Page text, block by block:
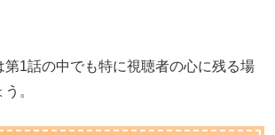
第1話の中でも特に視聴者の心に残る場
。